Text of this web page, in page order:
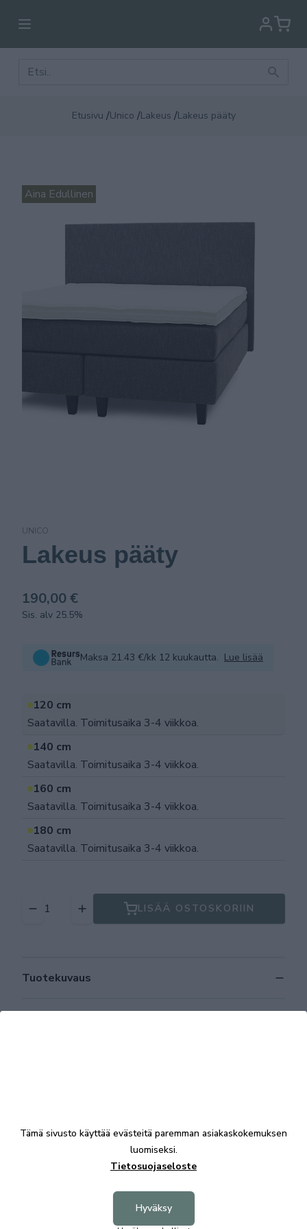
Etusivu /Unico /Lakeus /Lakeus pääty
Aina Edullinen
UNICO
Lakeus pääty
190,00 €
Sis. alv 25.5%
Maksa 21.43 €/kk 12 kuukautta. Lue lisää
120 cm
Saatavilla. Toimitusaika 3-4 viikkoa.
140 cm
Saatavilla. Toimitusaika 3-4 viikkoa.
160 cm
Saatavilla. Toimitusaika 3-4 viikkoa.
180 cm
Saatavilla. Toimitusaika 3-4 viikkoa.
LISÄÄ OSTOSKORIIN
Tuotekuvaus
Aina Edullinen
Tämä sivusto käyttää evästeitä paremman asiakaskokemuksen
luomiseksi.
Tietosuojaseloste
Hyväksy